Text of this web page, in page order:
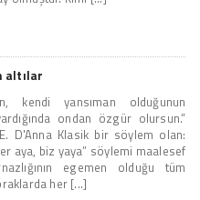
altılar
kendi yansıman olduğunun
ondan özgür olursun.”
D'Anna Klasik bir söylem olan:
aya, biz yaya” söylemi maalesef
egemen olduğu tüm
her [...]